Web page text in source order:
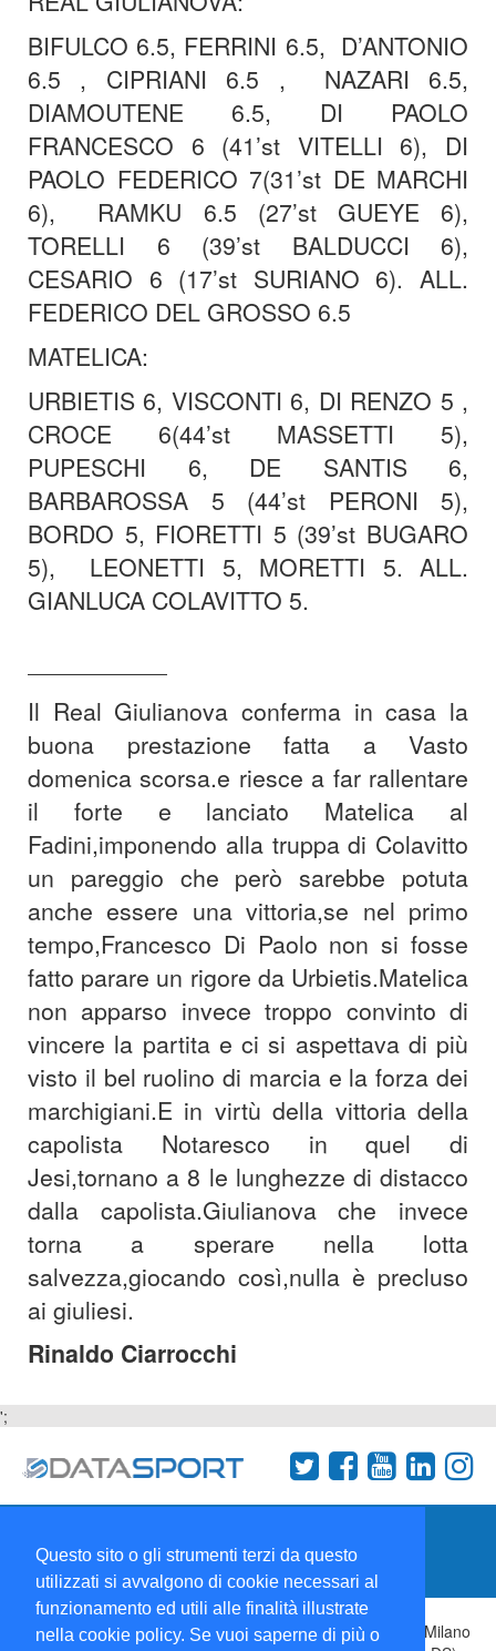
Questo sito o gli strumenti terzi da questo
utilizzati si avvalgono di cookie necessari al
funzionamento ed utili alle finalità illustrate
nella cookie policy. Se vuoi saperne di più o
BIFULCO 6.5, FERRINI 6.5, D’ANTONIO
6.5 , CIPRIANI 6.5 , NAZARI 6.5,
DIAMOUTENE 6.5, DI PAOLO
FRANCESCO 6 (41’st VITELLI 6), DI
PAOLO FEDERICO 7(31’st DE MARCHI
6), RAMKU 6.5 (27’st GUEYE 6),
TORELLI 6 (39’st BALDUCCI 6),
CESARIO 6 (17’st SURIANO 6). ALL.
FEDERICO DEL GROSSO 6.5
MATELICA:
URBIETIS 6, VISCONTI 6, DI RENZO 5 ,
CROCE 6(44’st MASSETTI 5),
PUPESCHI 6, DE SANTIS 6,
BARBAROSSA 5 (44’st PERONI 5),
BORDO 5, FIORETTI 5 (39’st BUGARO
5), LEONETTI 5, MORETTI 5. ALL.
GIANLUCA COLAVITTO 5.
—————————
Il Real Giulianova conferma in casa la
buona prestazione fatta a Vasto
domenica scorsa.e riesce a far rallentare
il forte e lanciato Matelica al
Fadini,imponendo alla truppa di Colavitto
un pareggio che però sarebbe potuta
anche essere una vittoria,se nel primo
tempo,Francesco Di Paolo non si fosse
fatto parare un rigore da Urbietis.Matelica
non apparso invece troppo convinto di
vincere la partita e ci si aspettava di più
visto il bel ruolino di marcia e la forza dei
marchigiani.E in virtù della vittoria della
capolista Notaresco in quel di
Jesi,tornano a 8 le lunghezze di distacco
dalla capolista.Giulianova che invece
torna a sperare nella lotta
salvezza,giocando così,nulla è precluso
ai giuliesi.
Rinaldo Ciarrocchi
';
Collabora con noi
Copyright 1995-2026 © Wise Srl Via Palmanova 8 20132 Milano